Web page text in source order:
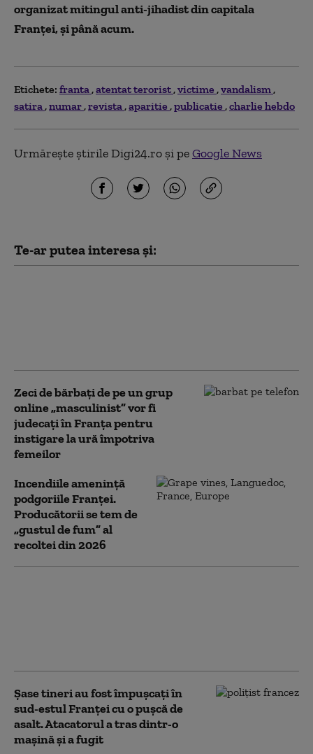
organizat mitingul anti-jihadist din capitala
Franţei, şi până acum.
Etichete: franta atentat terorist victime vandalism
satira numar revista aparitie publicatie charlie hebdo
Urmărește știrile Digi24.ro și peGoogle News
Te-ar putea interesa și:
Zeci de bărbați de pe un grup
online „masculinist” vor fi
judecați în Franța pentru
instigare la ură împotriva
femeilor
Incendiile amenință
podgoriile Franței.
Producătorii se tem de
„gustul de fum” al
recoltei din 2026
Şase tineri au fost împuşcați în
sud-estul Franţei cu o pușcă de
asalt. Atacatorul a tras dintr-o
maşină și a fugit